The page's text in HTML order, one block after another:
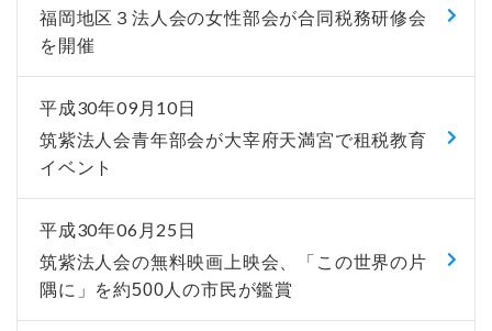
福岡地区３法人会の女性部会が合同税務研修会
を開催
平成30年09月10日
筑紫法人会青年部会が大宰府天満宮で租税教育
イベント
平成30年06月25日
筑紫法人会の無料映画上映会、「この世界の片
隅に」を約500人の市民が鑑賞